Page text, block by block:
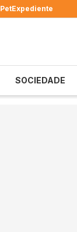
PetExpediente
SOCIEDADE